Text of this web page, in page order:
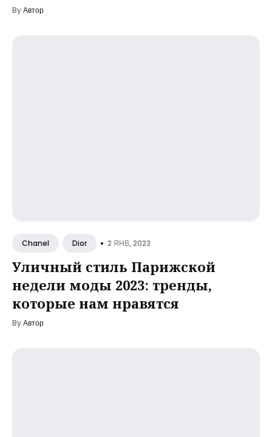
ByАвтор
Chanel Dior • 2 ЯНВ, 2023
Уличный стиль Парижской
недели моды 2023: тренды,
которые нам нравятся
ByАвтор